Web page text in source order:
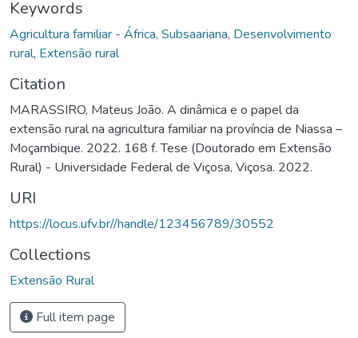
Keywords
Agricultura familiar - África, Subsaariana, Desenvolvimento
rural, Extensão rural
Citation
MARASSIRO, Mateus João. A dinâmica e o papel da
extensão rural na agricultura familiar na província de Niassa –
Moçambique. 2022. 168 f. Tese (Doutorado em Extensão
Rural) - Universidade Federal de Viçosa, Viçosa. 2022.
URI
https://locus.ufv.br//handle/123456789/30552
Collections
Extensão Rural
Full item page